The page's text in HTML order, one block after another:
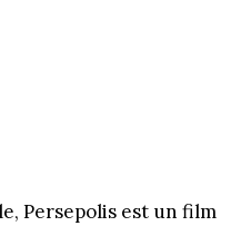
Persepolis est un film